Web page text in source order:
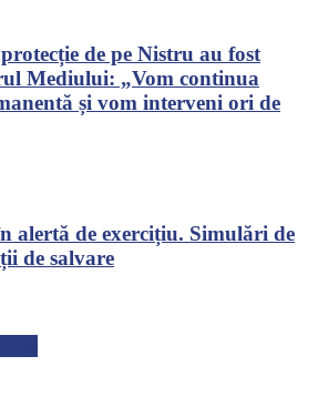
de pe Nistru au fost
Mediului: „Vom continua
și vom interveni ori de
alertă de exercițiu. Simulări de
de salvare